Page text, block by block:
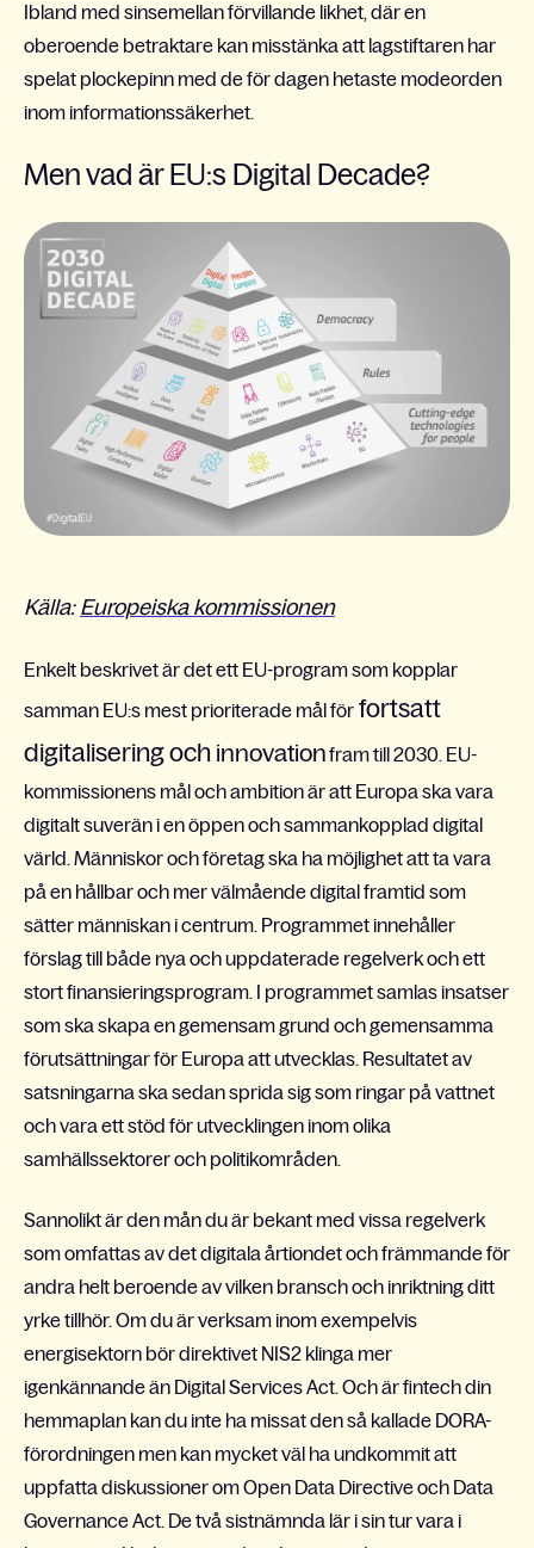
Ibland med sinsemellan förvillande likhet, där en
oberoende betraktare kan misstänka att lagstiftaren har
spelat plockepinn med de för dagen hetaste modeorden
inom informationssäkerhet.
Men vad är EU:s Digital Decade?
Källa: Europeiska kommissionen
Enkelt beskrivet är det ett EU-program som kopplar
samman EU:s mest prioriterade mål för fortsatt
digitalisering och innovationfram till 2030. EU-
kommissionens mål och ambition är att Europa ska vara
digitalt suverän i en öppen och sammankopplad digital
värld. Människor och företag ska ha möjlighet att ta vara
på en hållbar och mer välmående digital framtid som
sätter människan i centrum. Programmet innehåller
förslag till både nya och uppdaterade regelverk och ett
stort finansieringsprogram. I programmet samlas insatser
som ska skapa en gemensam grund och gemensamma
förutsättningar för Europa att utvecklas. Resultatet av
satsningarna ska sedan sprida sig som ringar på vattnet
och vara ett stöd för utvecklingen inom olika
samhällssektorer och politikområden.
Sannolikt är den mån du är bekant med vissa regelverk
som omfattas av det digitala årtiondet och främmande för
andra helt beroende av vilken bransch och inriktning ditt
yrke tillhör. Om du är verksam inom exempelvis
energisektorn bör direktivet NIS2 klinga mer
igenkännande än Digital Services Act. Och är fintech din
hemmaplan kan du inte ha missat den så kallade DORA-
förordningen men kan mycket väl ha undkommit att
uppfatta diskussioner om Open Data Directive och Data
Governance Act. De två sistnämnda lär i sin tur vara i